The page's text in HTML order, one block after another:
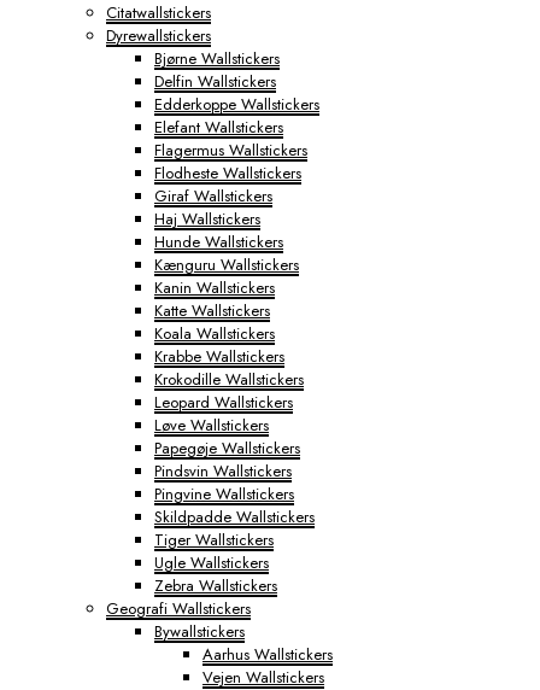
Citatwallstickers
Dyrewallstickers
Bjørne Wallstickers
Delfin Wallstickers
Edderkoppe Wallstickers
Elefant Wallstickers
Flagermus Wallstickers
Flodheste Wallstickers
Giraf Wallstickers
Haj Wallstickers
Hunde Wallstickers
Kænguru Wallstickers
Kanin Wallstickers
Katte Wallstickers
Koala Wallstickers
Krabbe Wallstickers
Krokodille Wallstickers
Leopard Wallstickers
Løve Wallstickers
Papegøje Wallstickers
Pindsvin Wallstickers
Pingvine Wallstickers
Skildpadde Wallstickers
Tiger Wallstickers
Ugle Wallstickers
Zebra Wallstickers
Geografi Wallstickers
Bywallstickers
Aarhus Wallstickers
Vejen Wallstickers